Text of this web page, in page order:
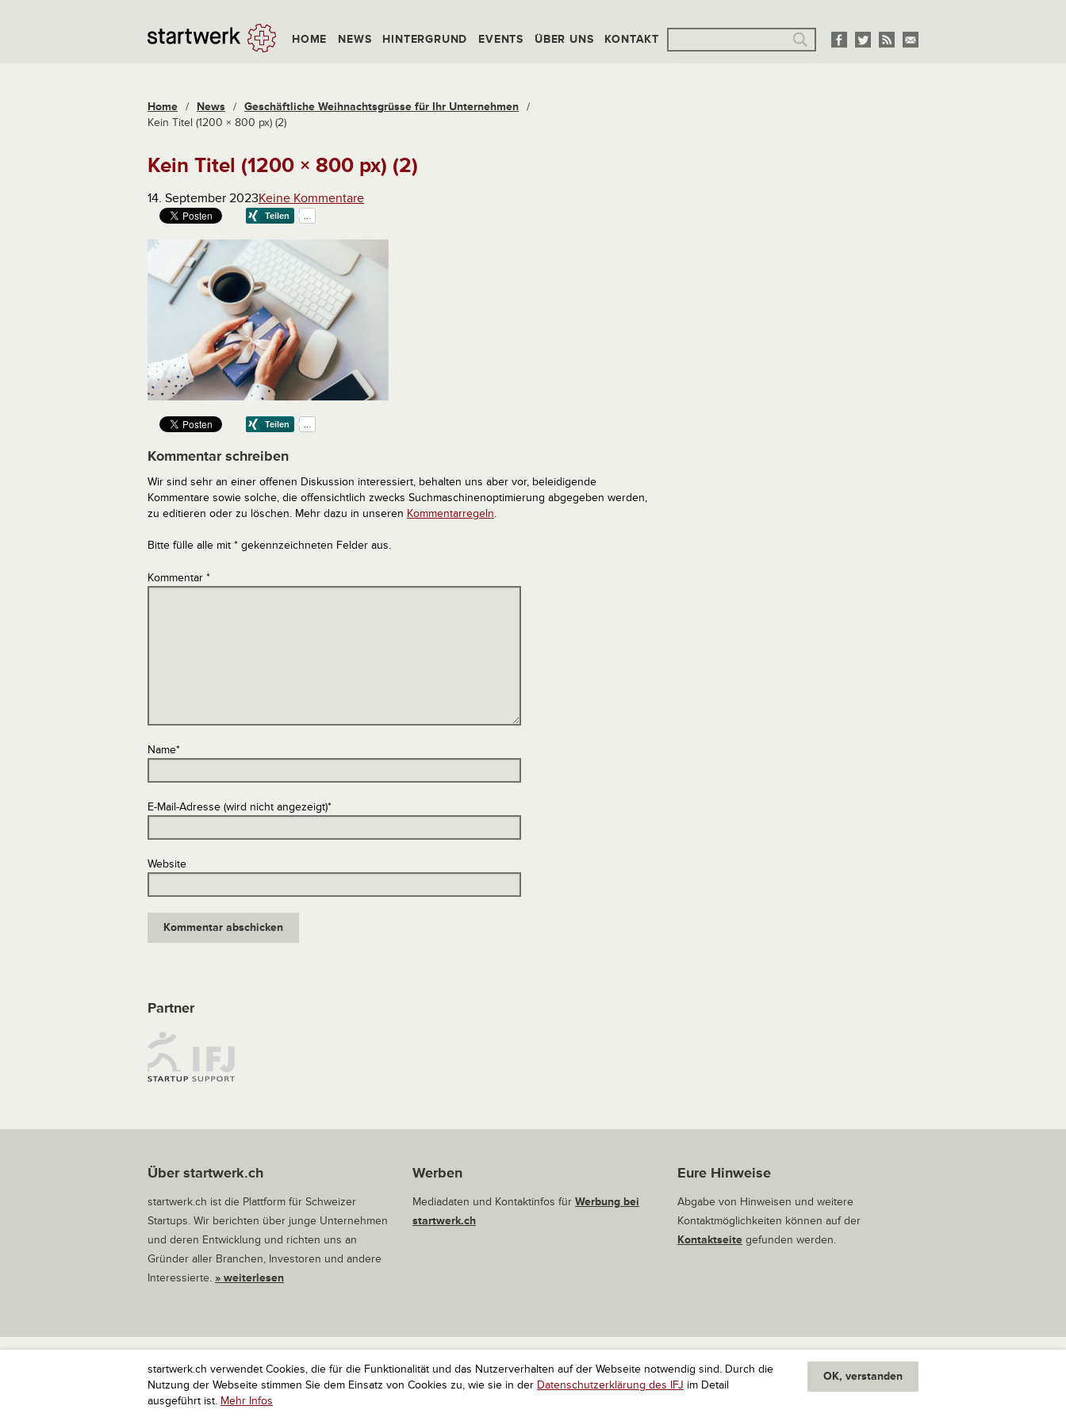
startwerk.ch verwendet Cookies, die für die Funktionalität und das Nutzerverhalten auf der Webseite notwendig sind. Durch die
Nutzung der Webseite stimmen Sie dem Einsatz von Cookies zu, wie sie in der Datenschutzerklärung des IFJ im Detail
ausgeführt ist. Mehr Infos
OK, verstanden
HOME NEWS HINTERGRUND EVENTS ÜBER UNS KONTAKT
Home / News / Geschäftliche Weihnachtsgrüsse für Ihr Unternehmen /
Kein Titel (1200 × 800 px) (2)
Kein Titel (1200 × 800 px) (2)
14. September 2023Keine Kommentare
Kommentar schreiben
Wir sind sehr an einer offenen Diskussion interessiert, behalten uns aber vor, beleidigende
Kommentare sowie solche, die offensichtlich zwecks Suchmaschinenoptimierung abgegeben werden,
zu editieren oder zu löschen. Mehr dazu in unseren Kommentarregeln.
Bitte fülle alle mit * gekennzeichneten Felder aus.
Kommentar *
Name*
E-Mail-Adresse (wird nicht angezeigt)*
Website
Partner
Über startwerk.ch
startwerk.ch ist die Plattform für Schweizer
Startups. Wir berichten über junge Unternehmen
und deren Entwicklung und richten uns an
Gründer aller Branchen, Investoren und andere
Interessierte. » weiterlesen
Werben
Mediadaten und Kontaktinfos für Werbung bei
startwerk.ch
Eure Hinweise
Abgabe von Hinweisen und weitere
Kontaktmöglichkeiten können auf der
Kontaktseitegefunden werden.
startwerk.ch ist die Plattform für Schweizer Startups. Alle Rechte vorbehalten. Impressum Kontakt nach oben